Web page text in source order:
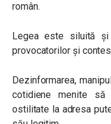
român.
Legea este siluită
provocatorilor și
Dezinformarea,
cotidiene menite
ostilitate la adresa